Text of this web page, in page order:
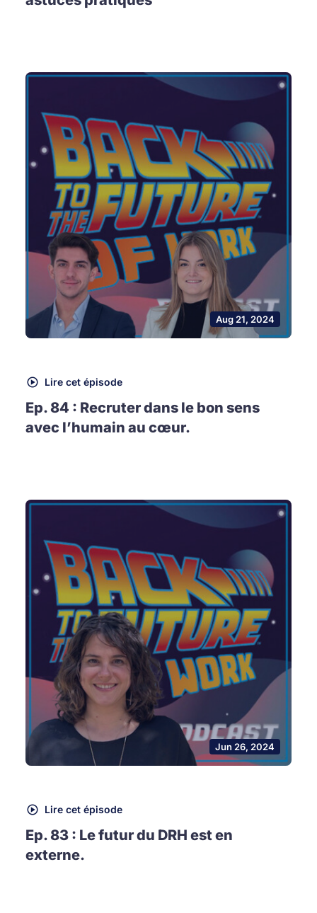
Aug 21, 2024
Lire cet épisode
Ep. 84 : Recruter dans le bon sens
avec l’humain au cœur.
Jun 26, 2024
Lire cet épisode
Ep. 83 : Le futur du DRH est en
externe.